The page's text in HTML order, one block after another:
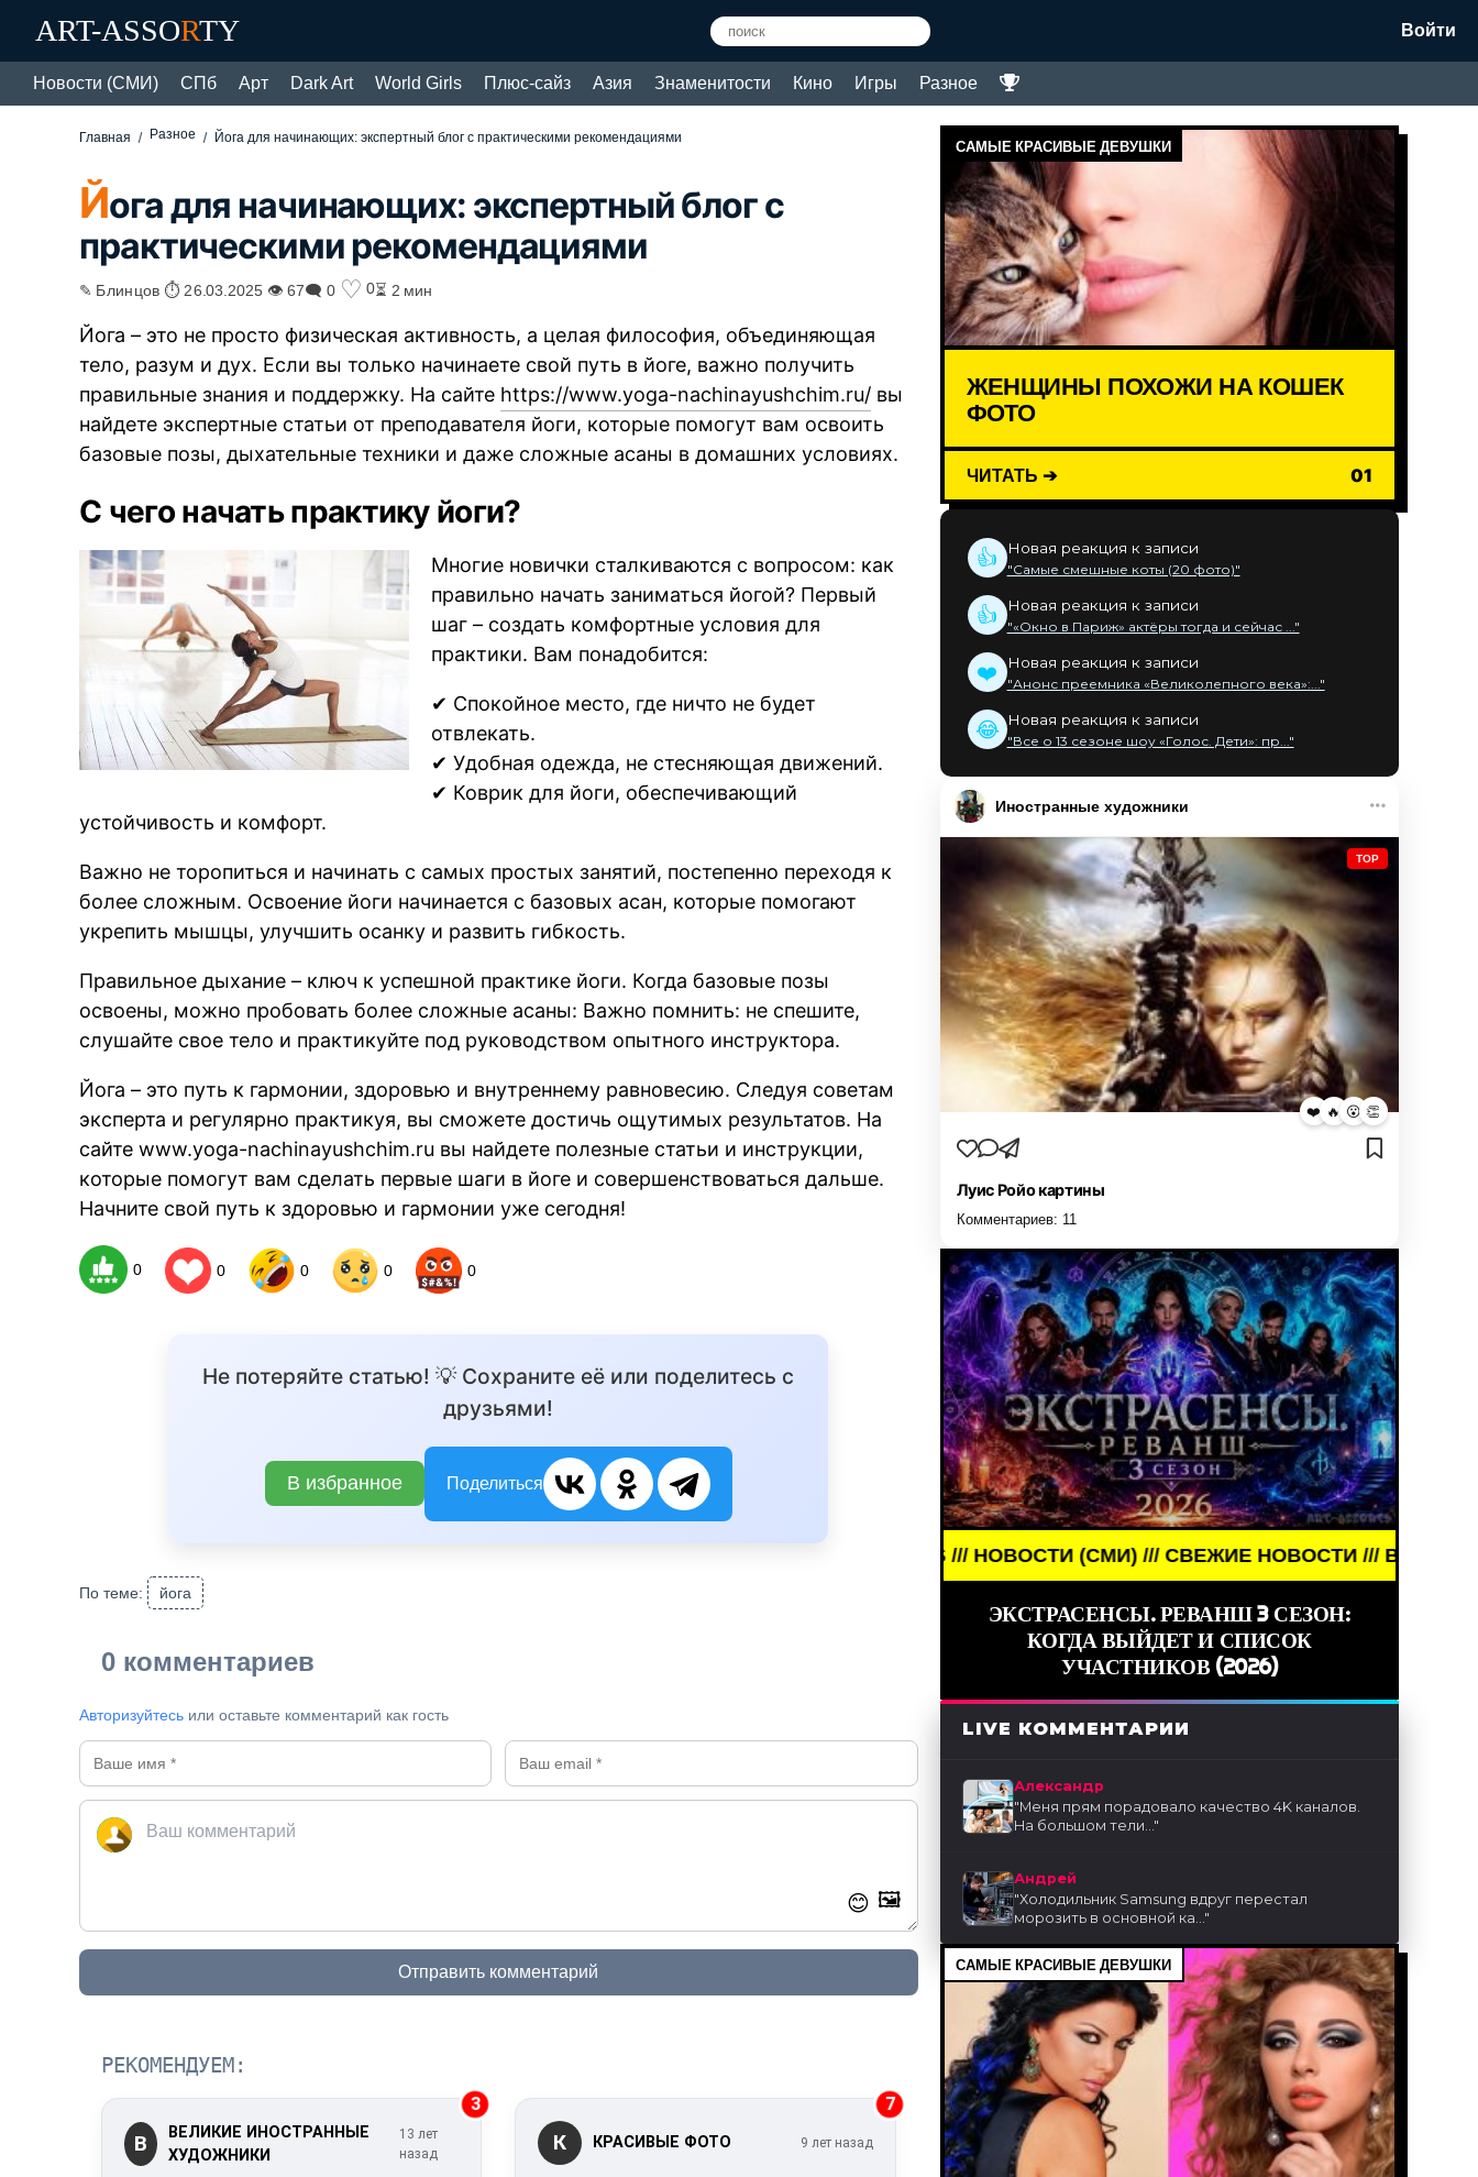
ART-ASSORTY Войти
Новости (СМИ) СПб Арт Dark Art World Girls Плюс-сайз Азия Знаменитости Кино Игры Разное
Главная Разное Йога для начинающих: экспертный блог с практическими рекомендациями
Йога для начинающих: экспертный блог с
практическими рекомендациями
✎ Блинцов ⏱ 26.03.2025 👁 67🗨 0 ♡ 0⏳ 2 мин
Йога – это не просто физическая активность, а целая философия, объединяющая
тело, разум и дух. Если вы только начинаете свой путь в йоге, важно получить
правильные знания и поддержку. На сайте https://www.yoga-nachinayushchim.ru/ вы
найдете экспертные статьи от преподавателя йоги, которые помогут вам освоить
базовые позы, дыхательные техники и даже сложные асаны в домашних условиях.
С чего начать практику йоги?
Многие новички сталкиваются с вопросом: как
правильно начать заниматься йогой? Первый
шаг – создать комфортные условия для
практики. Вам понадобится:
✔ Спокойное место, где ничто не будет
отвлекать.
✔ Удобная одежда, не стесняющая движений.
✔ Коврик для йоги, обеспечивающий
устойчивость и комфорт.
Важно не торопиться и начинать с самых простых занятий, постепенно переходя к
более сложным. Освоение йоги начинается с базовых асан, которые помогают
укрепить мышцы, улучшить осанку и развить гибкость.
Правильное дыхание – ключ к успешной практике йоги. Когда базовые позы
освоены, можно пробовать более сложные асаны: Важно помнить: не спешите,
слушайте свое тело и практикуйте под руководством опытного инструктора.
Йога – это путь к гармонии, здоровью и внутреннему равновесию. Следуя советам
эксперта и регулярно практикуя, вы сможете достичь ощутимых результатов. На
сайте www.yoga-nachinayushchim.ru вы найдете полезные статьи и инструкции,
которые помогут вам сделать первые шаги в йоге и совершенствоваться дальше.
Начните свой путь к здоровью и гармонии уже сегодня!
0 0 0 0 0
Не потеряйте статью! 💡 Сохраните её или поделитесь с
друзьями!
В избранное Поделиться
По теме: йога
0 комментариев
Авторизуйтесь или оставьте комментарий как гость
😊 🖼️
Отправить комментарий
РЕКОМЕНДУЕМ:
3
В
ВЕЛИКИЕ ИНОСТРАННЫЕ
ХУДОЖНИКИ
13 лет
назад
7
К КРАСИВЫЕ ФОТО 9 лет назад
САМЫЕ КРАСИВЫЕ ДЕВУШКИ
ЖЕНЩИНЫ ПОХОЖИ НА КОШЕК
ФОТО
ЧИТАТЬ ➔ 01
👍 Новая реакция к записи
"Самые смешные коты (20 фото)"
👍 Новая реакция к записи
"«Окно в Париж» актёры тогда и сейчас ..."
❤️ Новая реакция к записи
"Анонс преемника «Великолепного века»:..."
😂 Новая реакция к записи
"Все о 13 сезоне шоу «Голос. Дети»: пр..."
Иностранные художники
TOP
❤️ 🔥 😮 👏
Луис Ройо картины
Комментариев: 11
BREAKING NEWS /// НОВОСТИ (СМИ) /// СВЕЖИЕ НОВОСТИ /// BREAKING
ЭКСТРАСЕНСЫ. РЕВАНШ 3 СЕЗОН:
КОГДА ВЫЙДЕТ И СПИСОК
УЧАСТНИКОВ (2026)
LIVE КОММЕНТАРИИ
Александр
"Меня прям порадовало качество 4K каналов.
На большом тели..."
Андрей
"Холодильник Samsung вдруг перестал
морозить в основной ка..."
САМЫЕ КРАСИВЫЕ ДЕВУШКИ